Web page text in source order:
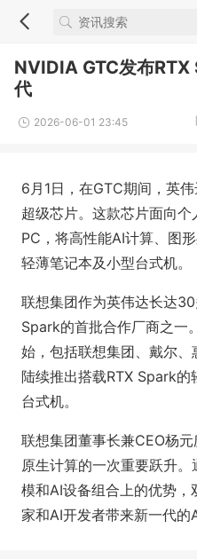
NVIDIA GTC发布
代
2026-06-01 23:45
6月1日，在GTC期间，英
超级芯片。这款芯片面向
PC，将高性能AI计算、图
轻薄笔记本及小型台式机。
联想集团作为英伟达长达
Spark的首批合作厂商之一
始，包括联想集团、戴尔
陆续推出搭载RTX Spark
台式机。
联想集团董事长兼CEO杨
原生计算的一次重要跃升
模和AI设备组合上的优势
家和AI开发者带来新一代的